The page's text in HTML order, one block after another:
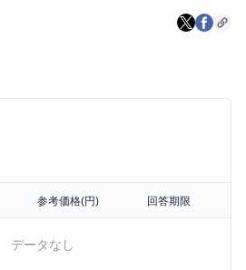
参考価格(円) 回答期限
データなし